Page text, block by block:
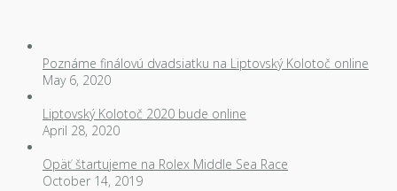
Poznáme finálovú dvadsiatku na Liptovský Kolotoč online
May 6, 2020
Liptovský Kolotoč 2020 bude online
April 28, 2020
Opäť štartujeme na Rolex Middle Sea Race
October 14, 2019